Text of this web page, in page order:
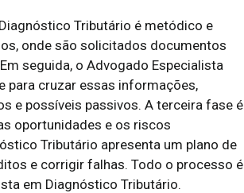
Tributário é metódico e
onde são solicitados documentos
seguida, o Advogado Especialista
para cruzar essas informações,
e possíveis passivos. A terceira fase é
oportunidades e os riscos
Tributário apresenta um plano de
e corrigir falhas. Todo o processo é
em Diagnóstico Tributário.